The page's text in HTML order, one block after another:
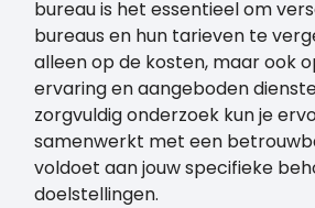
bureau is het essentieel om
bureaus en hun tarieven te
alleen op de kosten, maar ook
ervaring en aangeboden
zorgvuldig onderzoek kun je
samenwerkt met een
voldoet aan jouw specifieke
doelstellingen.